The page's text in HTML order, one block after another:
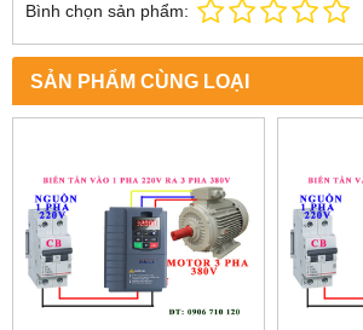
Bình chọn sản phẩm:
SẢN PHẨM CÙNG LOẠI